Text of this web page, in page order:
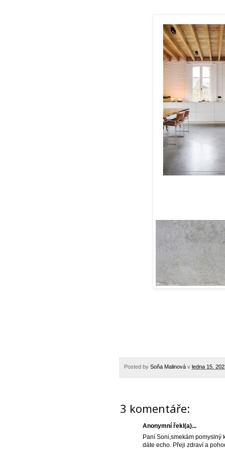
Posted by Soňa Malinová v ledna 15,
3 komentáře:
Anonymní řekl(a)...
Paní Soni,smekám pomyslný
dáte echo. Přeji zdraví a